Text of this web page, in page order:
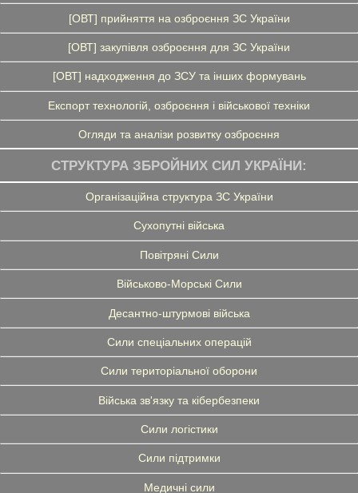
[ОВТ] прийняття на озброєння ЗС України
[ОВТ] закупівля озброєння для ЗС України
[ОВТ] надходження до ЗСУ та інших формувань
Експорт технологій, озброєння і військової техніки
Огляди та аналізи розвитку озброєння
СТРУКТУРА ЗБРОЙНИХ СИЛ УКРАЇНИ:
Організаційна структура ЗС України
Сухопутні війська
Повітряні Сили
Військово-Морські Сили
Десантно-штурмові війська
Сили спеціальних операцій
Сили територіальної оборони
Війська зв'язку та кібербезпеки
Сили логістики
Сили підтримки
Медичні сили